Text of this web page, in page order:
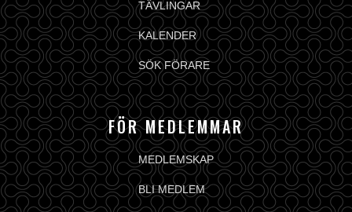
TÄVLINGAR
KALENDER
SÖK FÖRARE
FÖR MEDLEMMAR
MEDLEMSKAP
BLI MEDLEM